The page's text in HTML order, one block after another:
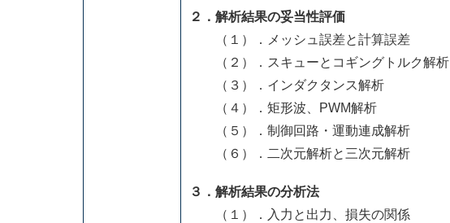
２．解析結果の妥当性評価
（１）．メッシュ誤差と計算誤差
（２）．スキューとコギングトルク解析
（３）．インダクタンス解析
（４）．矩形波、PWM解析
（５）．制御回路・運動連成解析
（６）．二次元解析と三次元解析
３．解析結果の分析法
（１）．入力と出力、損失の関係